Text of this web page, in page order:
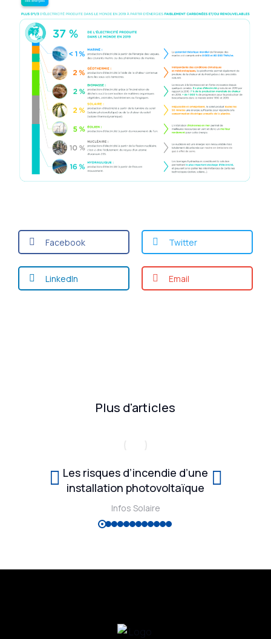
Facebook Twitter
LinkedIn Email
Plus d'articles
Les risques d’incendie d’une
installation photovoltaïque
Infos Solaire